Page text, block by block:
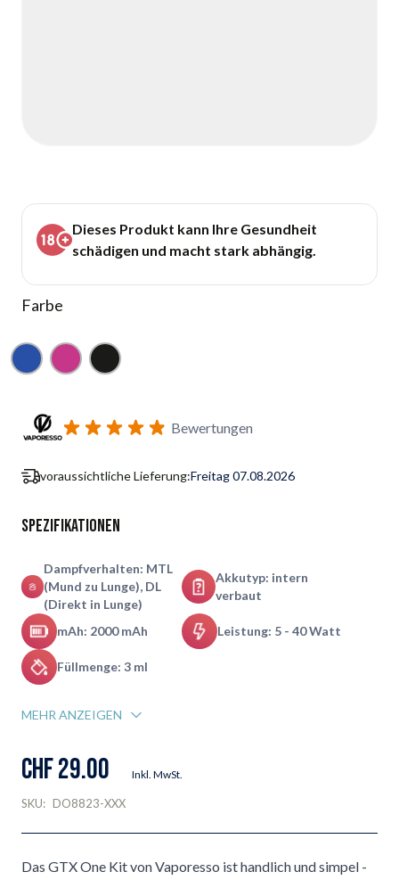
Dieses Produkt kann Ihre Gesundheit
schädigen und macht stark abhängig.
Farbe
Blau Pink Schwarz
Benachrichtigungsformular für Wiederverfügbarkeit
Bewertungen
voraussichtliche Lieferung:Freitag 07.08.2026
Spezifikationen
Dampfverhalten: MTL
(Mund zu Lunge), DL
(Direkt in Lunge)
Akkutyp: intern
verbaut
mAh: 2000 mAh Leistung: 5 - 40 Watt
Füllmenge: 3 ml
MEHR ANZEIGEN
CHF 29.00 Inkl. MwSt.
SKU: DO8823-XXX
Das GTX One Kit von Vaporesso ist handlich und simpel -